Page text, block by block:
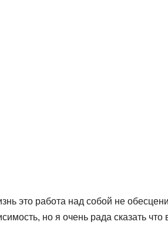
это работа над собой не
но я очень рада сказать что